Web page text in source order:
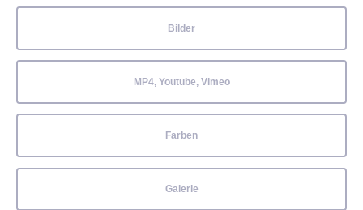
Bilder
MP4, Youtube, Vimeo
Farben
Galerie